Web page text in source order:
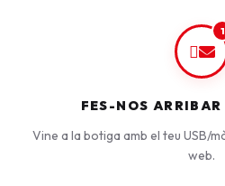
1
FES-NOS
Vine a la botiga amb el teu USB/
web.